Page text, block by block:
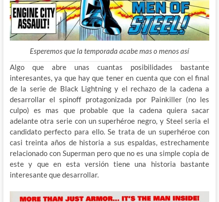
Esperemos que la temporada acabe mas o menos así
Algo que abre unas cuantas posibilidades bastante
interesantes, ya que hay que tener en cuenta que con el final
de la serie de Black Lightning y el rechazo de la cadena a
desarrollar el spinoff protagonizada por Painkiller (no les
culpo) es mas que probable que la cadena quiera sacar
adelante otra serie con un superhéroe negro, y Steel seria el
candidato perfecto para ello. Se trata de un superhéroe con
casi treinta años de historia a sus espaldas, estrechamente
relacionado con Superman pero que no es una simple copia de
este y que en esta versión tiene una historia bastante
interesante que desarrollar.